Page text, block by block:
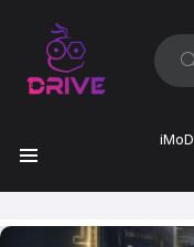
ค้นหา:
iMoD